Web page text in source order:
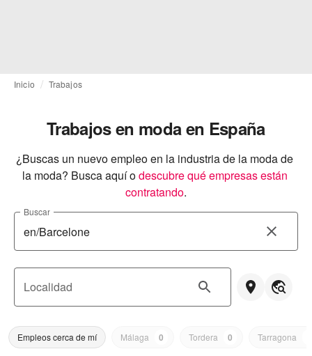
Inicio Trabajos
Trabajos en moda en España
¿Buscas un nuevo empleo en la industria de la moda de
la moda? Busca aquí odescubre qué empresas están
contratando.
Buscar
Localidad
Empleos cerca de mí Málaga 0 Tordera 0 Tarragona